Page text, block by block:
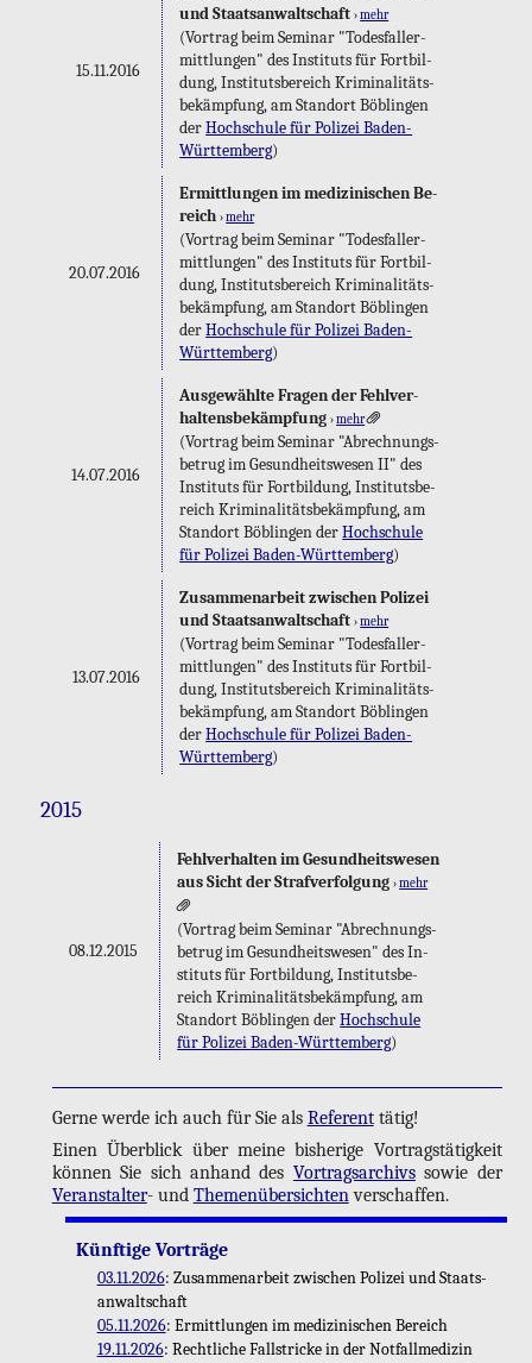
15.11.2016
und Staats­an­walt­schaft ›mehr
(Vor­trag beim Se­mi­nar "To­des­fall­er­
mitt­lun­gen" des In­sti­tuts für Fort­bil­
dung, In­sti­tuts­be­reich Kri­mi­na­li­täts­
be­kämp­fung, am Stand­ort Böb­lin­gen
derHoch­schu­le für Po­li­zei Ba­den-
Würt­tem­berg)
20.07.2016
Er­mitt­lun­gen im me­di­zi­ni­schen Be­
reich ›mehr
(Vor­trag beim Se­mi­nar "To­des­fall­er­
mitt­lun­gen" des In­sti­tuts für Fort­bil­
dung, In­sti­tuts­be­reich Kri­mi­na­li­täts­
be­kämp­fung, am Stand­ort Böb­lin­gen
derHoch­schu­le für Po­li­zei Ba­den-
Würt­tem­berg)
14.07.2016
Aus­ge­wähl­te Fra­gen der Fehl­ver­
hal­tens­be­kämp­fung ›mehr
(Vor­trag beim Se­mi­nar "Ab­rech­nungs­
be­trug im Ge­sund­heits­we­sen II" des
In­sti­tuts für Fort­bil­dung, In­sti­tuts­be­
reich Kri­mi­na­li­täts­be­kämp­fung, am
Stand­ort Böb­lin­gen derHoch­schu­le
für Po­li­zei Ba­den-Würt­tem­berg)
13.07.2016
Zu­sam­men­ar­beit zwi­schen Po­li­zei
und Staats­an­walt­schaft ›mehr
(Vor­trag beim Se­mi­nar "To­des­fall­er­
mitt­lun­gen" des In­sti­tuts für Fort­bil­
dung, In­sti­tuts­be­reich Kri­mi­na­li­täts­
be­kämp­fung, am Stand­ort Böb­lin­gen
derHoch­schu­le für Po­li­zei Ba­den-
Würt­tem­berg)
2015
08.12.2015
Fehl­ver­hal­ten im Ge­sund­heits­we­sen
aus Sicht der Straf­ver­fol­gung ›mehr
(Vor­trag beim Se­mi­nar "Ab­rech­nungs­
be­trug im Ge­sund­heits­we­sen" des In­
sti­tuts für Fort­bil­dung, In­sti­tuts­be­
reich Kri­mi­na­li­täts­be­kämp­fung, am
Stand­ort Böb­lin­gen derHoch­schu­le
für Po­li­zei Ba­den-Würt­tem­berg)
Gerne werde ich auch für Sie als Re­fe­renttätig!
Einen Über­blick über meine bis­he­ri­ge Vor­trags­tä­tig­keit
kön­nen Sie sich an­hand des Vor­trags­ar­chivssowie der
Ver­an­stal­ter- und The­men­über­sich­tenver­schaf­fen.
Künf­ti­ge Vor­trä­ge
03.11.2026: Zu­sam­men­ar­beit zwi­schen Po­li­zei und Staats­
an­walt­schaft
05.11.2026: Er­mitt­lun­gen im me­di­zi­ni­schen Be­reich
19.11.2026: Recht­li­che Fall­stri­cke in der Not­fall­me­di­zin